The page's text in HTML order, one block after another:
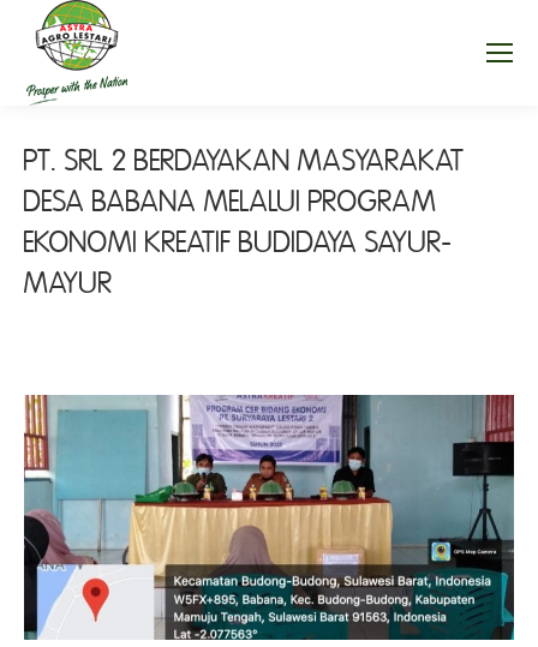
PT. SRL 2 BERDAYAKAN MASYARAKAT
DESA BABANA MELALUI PROGRAM
EKONOMI KREATIF BUDIDAYA SAYUR-
MAYUR